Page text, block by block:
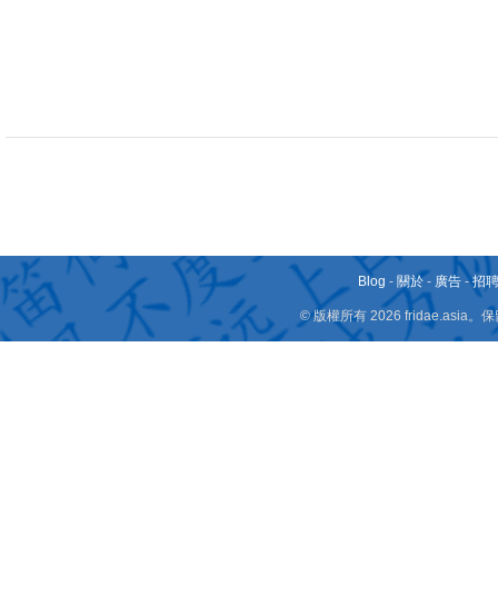
Blog - 關於 - 廣告 -招
© 版權所有 2026 fridae.asia。